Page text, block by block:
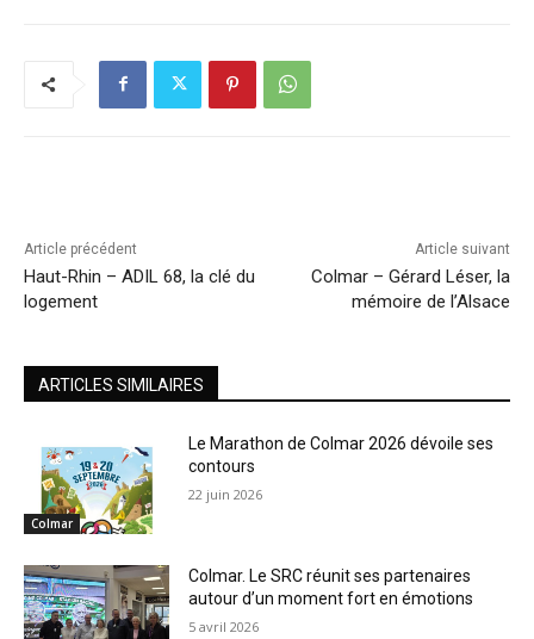
Article précédent
Haut-Rhin – ADIL 68, la clé du
logement
Article suivant
Colmar – Gérard Léser, la
mémoire de l’Alsace
ARTICLES SIMILAIRES
Colmar
Le Marathon de Colmar 2026 dévoile ses
contours
22 juin 2026
Colmar. Le SRC réunit ses partenaires
autour d’un moment fort en émotions
5 avril 2026